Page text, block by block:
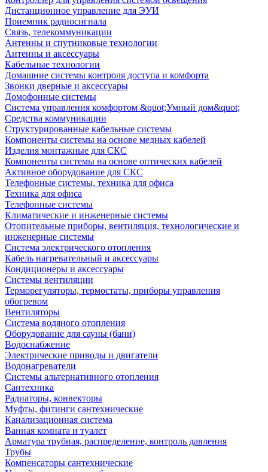
Дистанционное управление для ЭУИ
Приемник радиосигнала
Связь, телекоммуникации
Антенны и спутниковые технологии
Антенны и аксессуары
Кабельные технологии
Домашние системы контроля доступа и комфорта
Звонки дверные и аксессуары
Домофонные системы
Система управления комфортом &quot;Умный дом&quot;
Средства коммуникации
Структурированные кабельные системы
Компоненты системы на основе медных кабелей
Изделия монтажные для СКС
Компоненты системы на основе оптических кабелей
Активное оборудование для СКС
Телефонные системы, техника для офиса
Техника для офиса
Телефонные системы
Климатические и инженерные системы
Отопительные приборы, вентиляция, технологические и
инженерные системы
Система электрического отопления
Кабель нагревательный и аксессуары
Кондиционеры и аксессуары
Системы вентиляции
Терморегуляторы, термостаты, приборы управления
обогревом
Вентиляторы
Система водяного отопления
Оборудование для сауны (бани)
Водоснабжение
Электрические приводы и двигатели
Водонагреватели
Системы альтернативного отопления
Сантехника
Радиаторы, конвекторы
Муфты, фитинги сантехнические
Канализационная система
Ванная комната и туалет
Арматура трубная, распределение, контроль давления
Трубы
Компенсаторы сантехнические